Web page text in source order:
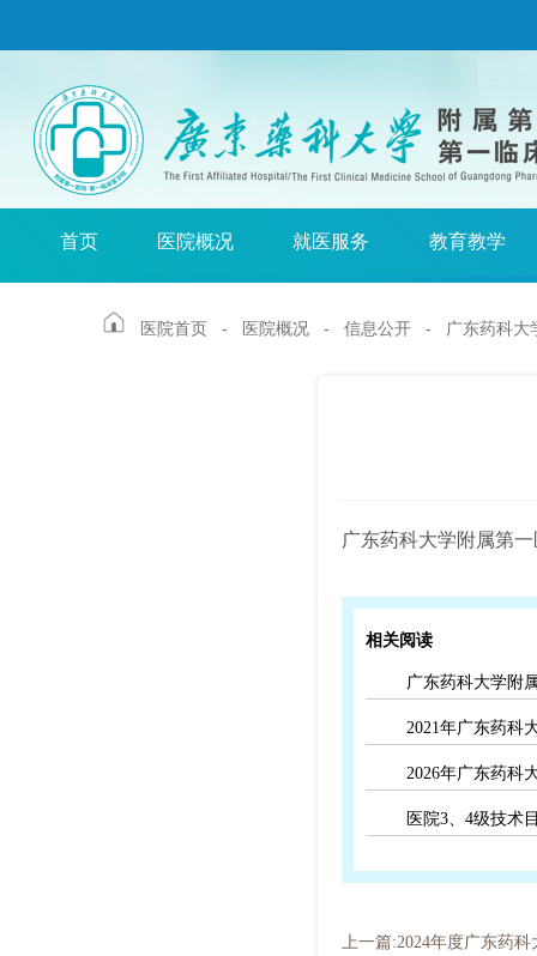
首页 医院概况 就医服务 教育教学
医院首页 - 医院概况 - 信息公开 - 广东药科大
广东药科大学附属第
相关阅读
广东药科大学附
2021年广东药科
2026年广东药科
医院3、4级技术
上一篇:2024年度广东药